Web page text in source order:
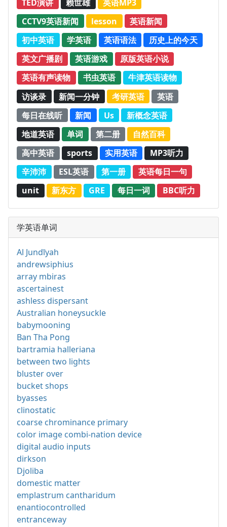
TED演讲 赖世雄
英语MP3
CCTV9英语新闻
lesson
英语新闻
初中英语
学英语 英语语法
历史上的今天
英文广播剧
英语游戏
原版英语小说
英语有声读物
书虫英语
牛津英语读物
访谈录
新闻一分钟 考研英语
英语
每日在线听
新闻 Us
新概念英语
地道英语
单词 第二册
自然百科
高中英语
sports 实用英语
MP3听力
辛沛沛
ESL英语 第一册
英语每日一句
unit
新东方 GRE 每日一词 BBC听力
学英语单词
Al Jundīyah
andrewsiphius
array mbiras
ascertainest
ashless dispersant
Australian honeysuckle
babymooning
Ban Tha Pong
bartramia halleriana
between two lights
bluster over
bucket shops
byasses
clinostatic
coarse chrominance primary
color image combi-nation device
digital audio inputs
dirkson
Djoliba
domestic matter
emplastrum cantharidum
enantiocontrolled
entranceway